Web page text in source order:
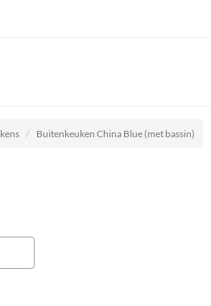
Buitenkeuken China Blue (met bassin)